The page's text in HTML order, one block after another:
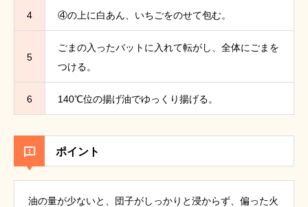
4 ④の上に白あん、いちごをのせて包む。
5
ごまの入ったバットに入れて転がし、全体にごまを
つける。
6 140℃位の揚げ油でゆっくり揚げる。
ポイント
油の量が少ないと、団子がしっかりと浸からず、偏った火